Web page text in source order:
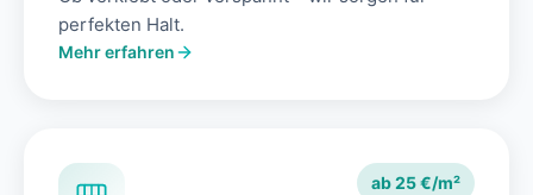
perfekten Halt.
Mehr erfahren
ab 25 €/m²